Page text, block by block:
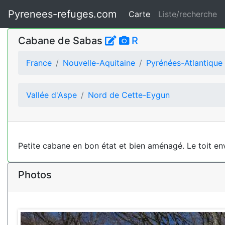
Pyrenees-refuges.com Carte Liste/recherche
Cabane de Sabas R
France Nouvelle-Aquitaine Pyrénées-Atlantique
Vallée d'Aspe Nord de Cette-Eygun
Petite cabane en bon état et bien aménagé. Le toit
Photos